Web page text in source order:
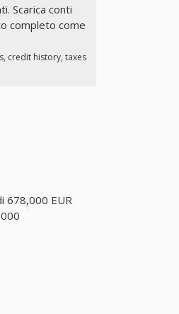
Scarica conti
completo come
credit history, taxes
678,000 EUR